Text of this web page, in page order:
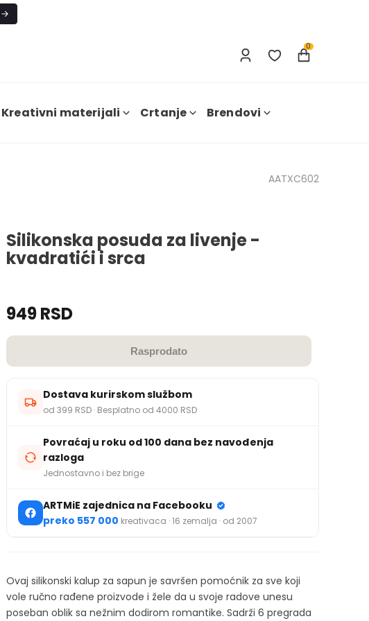
0
Kreativni materijali Crtanje Brendovi
AATXC602
Silikonska posuda za livenje -
kvadratići i srca
949 RSD
Rasprodato
Dostava kurirskom službom
od 399 RSD · Besplatno od 4000 RSD
Povraćaj u roku od 100 dana bez navođenja
razloga
Jednostavno i bez brige
ARTMiE zajednica na Facebooku
preko 557 000 kreativaca · 16 zemalja · od 2007
Ovaj silikonski kalup za sapun je savršen pomoćnik za sve koji
vole ručno rađene proizvode i žele da u svoje radove unesu
poseban oblik sa nežnim dodirom romantike. Sadrži 6 pregrada